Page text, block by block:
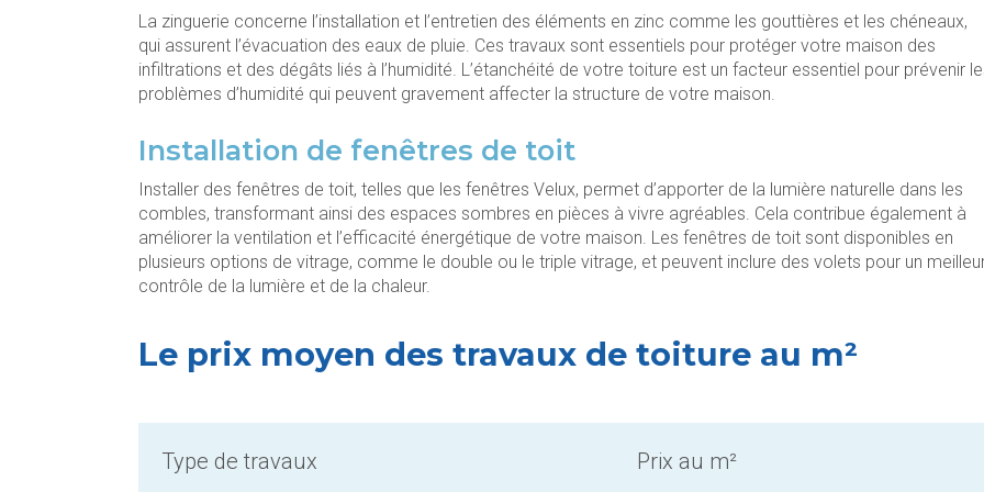
La zinguerie concerne l’installation et l’entretien des éléments en zinc comme les gouttières et les chéneaux,
qui assurent l’évacuation des eaux de pluie. Ces travaux sont essentiels pour protéger votre maison des
infiltrations et des dégâts liés à l’humidité. L’étanchéité de votre toiture est un facteur essentiel pour prévenir
problèmes d’humidité qui peuvent gravement affecter la structure de votre maison.
Installation de fenêtres de toit
Installer des fenêtres de toit, telles que les fenêtres Velux, permet d’apporter de la lumière naturelle dans les
combles, transformant ainsi des espaces sombres en pièces à vivre agréables. Cela contribue également à
améliorer la ventilation et l’efficacité énergétique de votre maison. Les fenêtres de toit sont disponibles en
plusieurs options de vitrage, comme le double ou le triple vitrage, et peuvent inclure des volets pour un
contrôle de la lumière et de la chaleur.
Le prix moyen des travaux de toiture au m²
Type de travaux Prix au m²